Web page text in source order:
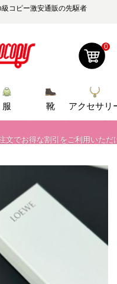
コピー激安通販の先駆者
0
服 靴 アクセサリ
取扱い。最高品質の再現度を
取扱い。最高品質の再現度を
文でお得な割引をご利用いただ
ー バッグ最新モデルが登場。